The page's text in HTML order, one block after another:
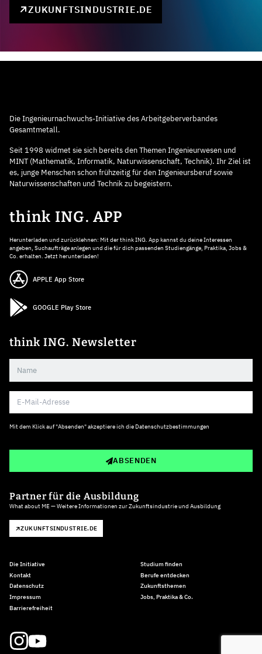
ZUKUNFTSINDUSTRIE.DE
Die Ingenieurnachwuchs-Initiative des Arbeitgeberverbandes
Gesamtmetall.
Seit 1998 widmet sie sich bereits den Themen Ingenieurwesen und
MINT (Mathematik, Informatik, Naturwissenschaft, Technik). Ihr Ziel ist
es, junge Menschen schon frühzeitig für den Ingenieursberuf sowie
Naturwissenschaften und Technik zu begeistern.
think ING. APP
Herunterladen und zurücklehnen: Mit der think ING. App kannst du deine Interessen
angeben, Suchaufträge anlegen und die für dich passenden Studiengänge, Praktika, Jobs &
Co. erhalten. Jetzt herunterladen!
APPLE App Store
GOOGLE Play Store
think ING. Newsletter
Mit dem Klick auf "Absenden" akzeptiere ich die Datenschutzbestimmungen
ABSENDEN
Partner für die Ausbildung
What about ME — Weitere Informationen zur Zukunftsindustrie und Ausbildung
ZUKUNFTSINDUSTRIE.DE
Die Initiative
Kontakt
Datenschutz
Impressum
Barrierefreiheit
Studium finden
Berufe entdecken
Zukunftsthemen
Jobs, Praktika & Co.